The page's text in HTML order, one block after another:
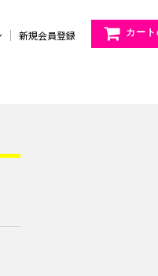
カート
新規会員登録